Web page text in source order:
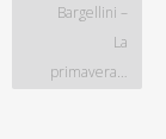
Bargellini –
La
primavera…